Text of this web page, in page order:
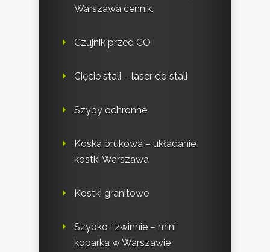
Warszawa cennik.
Czujnik przed CO
Cięcie stali – laser do stali
Szyby ochronne
Koska brukowa – układanie
kostki Warszawa
Kostki granitowe
Szybko i zwinnie – mini
koparka w Warszawie